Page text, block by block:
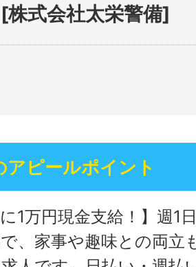
株式会社太栄警備]
アピールポイント
に1万円現金支給！】週1
、家事や趣味との両立